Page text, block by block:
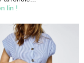
lin !